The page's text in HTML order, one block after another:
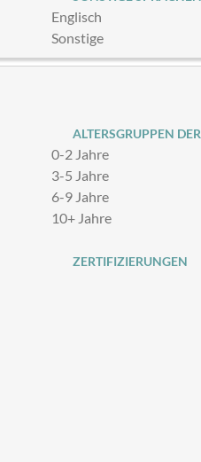
Englisch
Sonstige
ALTERSGRUPPEN
0-2 Jahre
3-5 Jahre
6-9 Jahre
10+ Jahre
ZERTIFIZIERUNGEN